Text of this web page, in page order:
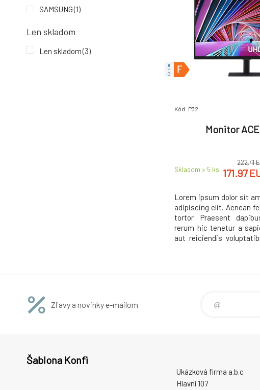
SAMSUNG(1)
Len skladom
Len skladom(3)
Kód: P32
Monitor
Skladom > 5 ks
222.41
171.97
Lorem ipsum dolor sit
adipiscing elit. Aenean
tortor. Praesent
rerum hic tenetur a
aut reiciendis
Zľavy a novinky e-mailom
Šablona Konfi
Ukázková firma a.b.c
Hlavní 107